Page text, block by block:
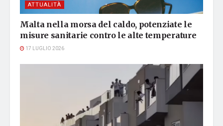
ATTUALITÀ
Malta nella morsa del caldo, potenziate le
misure sanitarie contro le alte temperature
17 LUGLIO 2026